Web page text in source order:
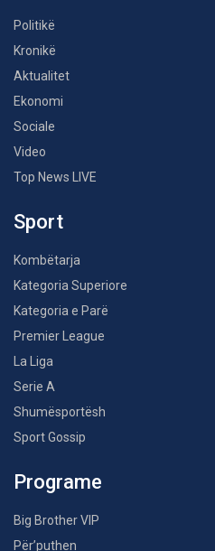
Politikë
Kronikë
Aktualitet
Ekonomi
Sociale
Video
Top News LIVE
Sport
Kombëtarja
Kategoria Superiore
Kategoria e Parë
Premier League
La Liga
Serie A
Shumësportësh
Sport Gossip
Programe
Big Brother VIP
Për’puthen